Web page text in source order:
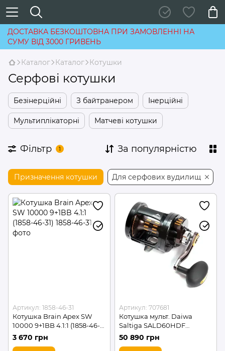
ДОСТАВКА БЕЗКОШТОВНА ПРИ ЗАМОВЛЕННІ НА
СУМУ ВІД 3000 ГРИВЕНЬ
Каталог Каталог Котушки
Серфові котушки
Безінерційні З байтранером Інерційні
Мультиплікаторні Матчеві котушки
Фільтр 1 За популярністю
Призначення котушки Для cерфових вудилищ
Артикул: 1858-46-31
Котушка Brain Apex SW
10000 9+1BB 4.1:1 (1858-46-
31)
3 670 грн
Артикул: 707681
Котушка мульт. Daiwa
Saltiga SALD60HDF
(SALD60HDF)
50 890 грн